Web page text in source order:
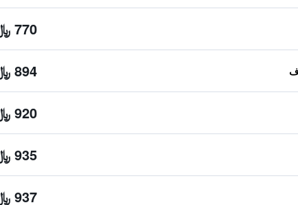
770 ﷼
894 ﷼
920 ﷼
935 ﷼
937 ﷼